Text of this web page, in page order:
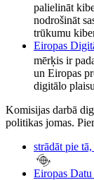
palielināt
nodrošināt
trūkumu
Eiropas
mērķis ir
un Eiropas
digitālo
Komisijas darbā
politikas jomas.
strādāt pie
Eiropas Datu